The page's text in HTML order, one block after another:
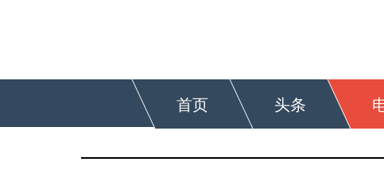
首页 头条